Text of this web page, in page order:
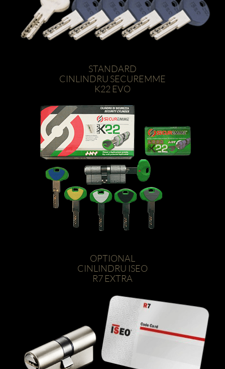
STANDARD
CINLINDRU SECUREMME
K22 EVO
OPTIONAL
CINLINDRU ISEO
R7 EXTRA